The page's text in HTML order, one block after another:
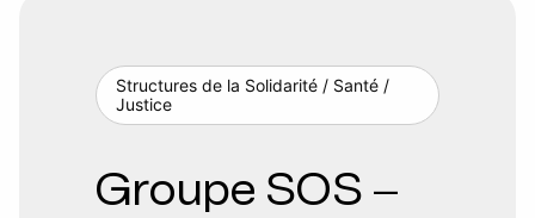
Structures de la Solidarité / Santé /
Justice
Groupe SOS –